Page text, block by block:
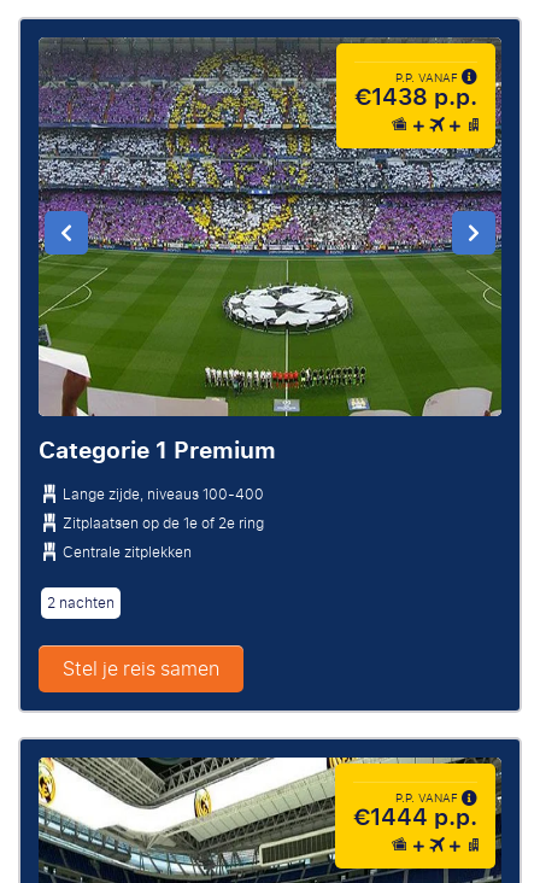
P.P. VANAF
€1438 p.p.
Categorie 1 Premium
Lange zijde, niveaus 100-400
Zitplaatsen op de 1e of 2e ring
Centrale zitplekken
2 nachten
Stel je reis samen
P.P. VANAF
€1444 p.p.